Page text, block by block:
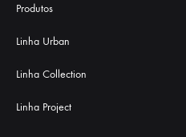
Produtos
Linha Urban
Linha Collection
Linha Project